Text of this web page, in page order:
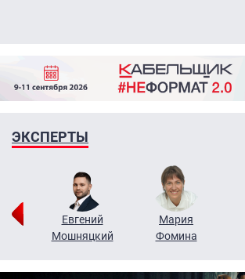
ЭКСПЕРТЫ
Евгений
Мошняцкий
Мария
Фомина